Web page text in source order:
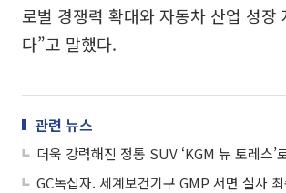
로벌 경쟁력 확대와 자동차 산업 성장
다”고 말했다.
관련 뉴스
더욱 강력해진 정통 SUV ‘KGM 뉴 토레스’
GC녹십자. 세계보건기구 GMP 서면 실사